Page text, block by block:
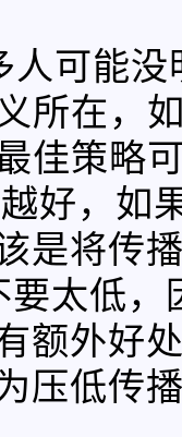
人可能
所在，
佳策略
好，如
是将传
太低，
额外好
压低传